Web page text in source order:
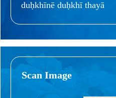
duḥkhīnē duḥkhī thayā
Scan Image